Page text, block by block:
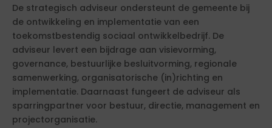
De strategisch adviseur ondersteunt de gemeente bij
de ontwikkeling en implementatie van een
toekomstbestendig sociaal ontwikkelbedrijf. De
adviseur levert een bijdrage aan visievorming,
governance, bestuurlijke besluitvorming, regionale
samenwerking, organisatorische (in)richting en
implementatie. Daarnaast fungeert de adviseur als
sparringpartner voor bestuur, directie, management en
projectorganisatie.